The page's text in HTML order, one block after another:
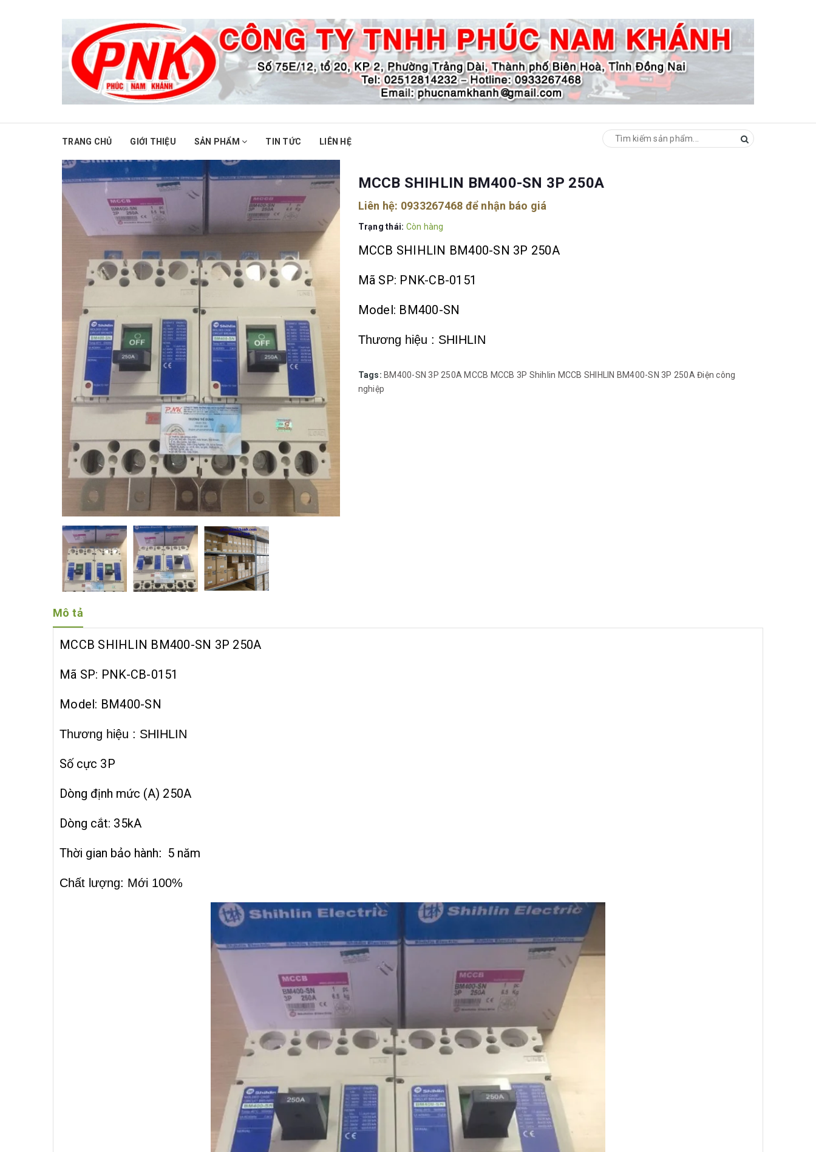
TRANG CHỦ GIỚI THIỆU SẢN PHẨM TIN TỨC LIÊN HỆ
MCCB SHIHLIN BM400-SN 3P 250A
Liên hệ: 0933267468 để nhận báo giá
Trạng thái: Còn hàng
MCCB SHIHLIN BM400-SN 3P 250A
Mã SP: PNK-CB-0151
Model: BM400-SN
Thương hiệu : SHIHLIN
Tags: BM400-SN 3P 250A MCCB MCCB 3P Shihlin MCCB SHIHLIN BM400-SN 3P 250A Điện công
nghiệp
Mô tả
MCCB SHIHLIN BM400-SN 3P 250A
Mã SP: PNK-CB-0151
Model: BM400-SN
Thương hiệu : SHIHLIN
Số cực 3P
Dòng định mức (A) 250A
Dòng cắt: 35kA
Thời gian bảo hành: 5 năm
Chất lượng: Mới 100%